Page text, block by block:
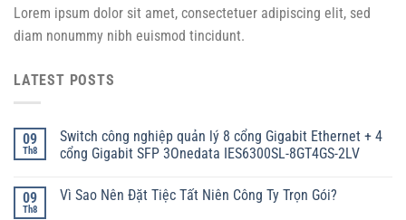
Lorem ipsum dolor sit amet, consectetuer adipiscing elit, sed
diam nonummy nibh euismod tincidunt.
LATEST POSTS
09
Th8
Switch công nghiệp quản lý 8 cổng Gigabit Ethernet + 4
cổng Gigabit SFP 3Onedata IES6300SL-8GT4GS-2LV
09
Th8
Vì Sao Nên Đặt Tiệc Tất Niên Công Ty Trọn Gói?